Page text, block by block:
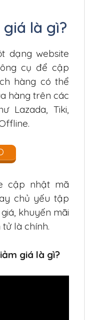
là gì?
dạng website
cụ để cập
hàng có thể
hàng trên các
Lazada, Tiki,
cập nhật mã
chủ yếu tập
khuyến mãi
là chính.
giá là gì?